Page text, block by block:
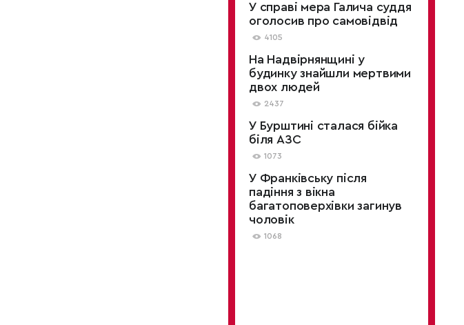
У справі мера Галича суддя
оголосив про самовідвід
4105
На Надвірнянщині у
будинку знайшли мертвими
двох людей
2437
У Бурштині сталася бійка
біля АЗС
1073
У Франківську після
падіння з вікна
багатоповерхівки загинув
чоловік
1068